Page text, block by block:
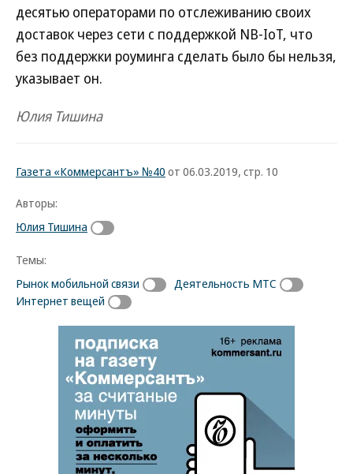
десятью операторами по отслеживанию своих
доставок через сети с поддержкой NB-IoT, что
без поддержки роуминга сделать было бы нельзя,
указывает он.
Юлия Тишина
Газета «Коммерсантъ» №40 от 06.03.2019, стр. 10
Авторы:
Юлия Тишина
Темы:
Рынок мобильной связи
Деятельность МТС
Интернет вещей